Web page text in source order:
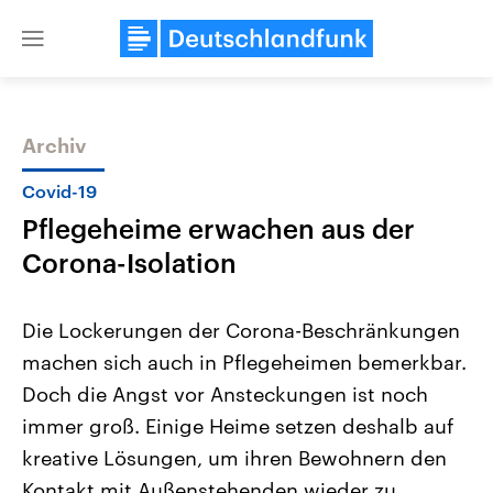
Close
Themen
Landtagswahl Sachsen-Anhalt
2026
Alle Informationen
Sachsen-Anhalt wählt am 6.
September 2026 einen neuen
Landtag. Seit 2021 wird das
Bundesland von einer Koalition aus
Aktuelle Beiträge,
Hintergründe
Wirtschaftlich und
gehören die Vereinigten
den mächtigsten Ländern
mit großem Einfluss auf
Archiv
Covid-19
Pflegeheime erwachen aus der
Corona-Isolation
Die Lockerungen der Corona-Beschränkungen
machen sich auch in Pflegeheimen bemerkbar.
Doch die Angst vor Ansteckungen ist noch
immer groß. Einige Heime setzen deshalb auf
kreative Lösungen, um ihren Bewohnern den